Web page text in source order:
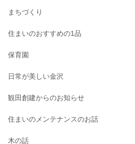
まちづくり
住まいのおすすめの1品
保育園
日常が美しい金沢
観田創建からのお知らせ
住まいのメンテナンスのお話
木の話